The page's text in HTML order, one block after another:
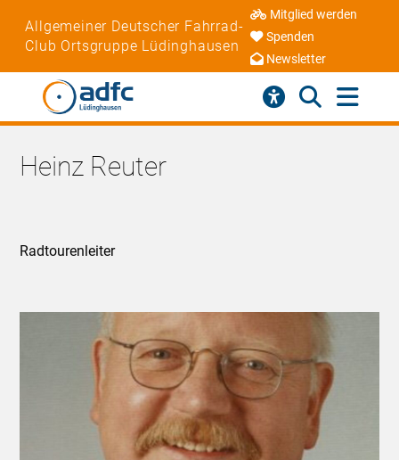
Allgemeiner Deutscher Fahrrad-
Club Ortsgruppe Lüdinghausen
Mitglied werden
Spenden
Newsletter
Heinz Reuter
Radtourenleiter